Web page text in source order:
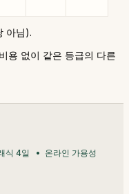
아님).
용 없이 같은 등급의 다른
식 4일
온라인 가용성